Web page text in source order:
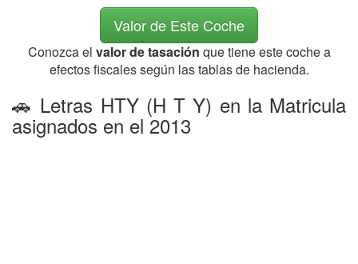
Valor de Este Coche
Conozca el valor de tasación que tiene este coche a
efectos fiscales según las tablas de hacienda.
🚗 Letras HTY (H T Y) en la Matricula
asignados en el 2013